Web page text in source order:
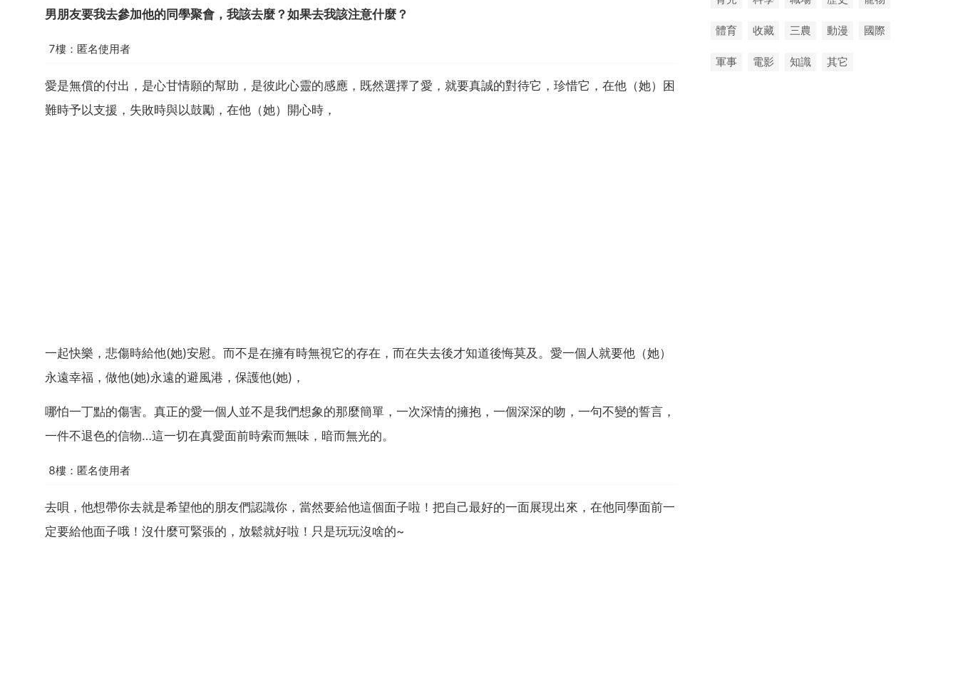
男朋友要我去參加他的同學聚會，我該去麼？如果去我該注意什麼？
7樓：匿名使用者
愛是無償的付出，是心甘情願的幫助，是彼此心靈的感應，既然選擇了愛，就要真誠的對待它，珍惜它，在他（她）困
難時予以支援，失敗時與以鼓勵，在他（她）開心時，
一起快樂，悲傷時給他(她)安慰。而不是在擁有時無視它的存在，而在失去後才知道後悔莫及。愛一個人就要他（她）
永遠幸福，做他(她)永遠的避風港，保護他(她)，
哪怕一丁點的傷害。真正的愛一個人並不是我們想象的那麼簡單，一次深情的擁抱，一個深深的吻，一句不變的誓言，
一件不退色的信物…這一切在真愛面前時索而無味，暗而無光的。
8樓：匿名使用者
去唄，他想帶你去就是希望他的朋友們認識你，當然要給他這個面子啦！把自己最好的一面展現出來，在他同學面前一
定要給他面子哦！沒什麼可緊張的，放鬆就好啦！只是玩玩沒啥的~
體育 收藏 三農 動漫 國際
軍事 電影 知識 其它